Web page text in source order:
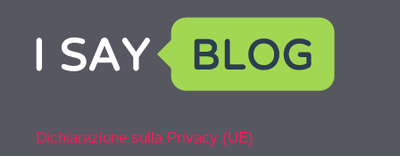
Dichiarazione sulla Privacy (UE)